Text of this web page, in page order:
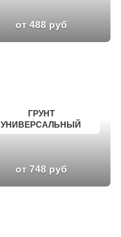
от 488 руб
ГРУНТ
УНИВЕРСАЛЬНЫЙ
от 748 руб